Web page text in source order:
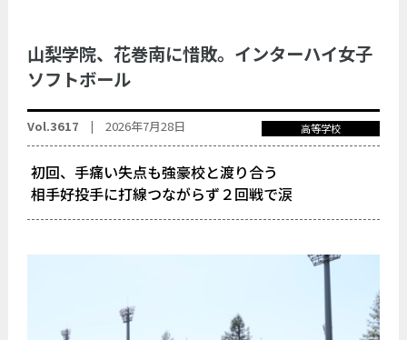
山梨学院、花巻南に惜敗。インターハイ女子
ソフトボール
Vol.3617 |2026年7月28日 高等学校
初回、手痛い失点も強豪校と渡り合う
相手好投手に打線つながらず２回戦で涙